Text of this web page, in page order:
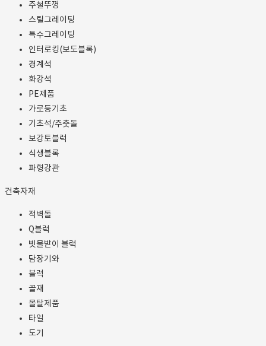
주철뚜껑
스틸그레이팅
특수그레이팅
인터로킹(보도블록)
경계석
화강석
PE제품
가로등기초
기초석/주춧돌
보강토블럭
식생블록
파형강관
건축자재
적벽돌
Q블럭
빗물받이 블럭
담장기와
블럭
골재
몰탈제품
타일
도기